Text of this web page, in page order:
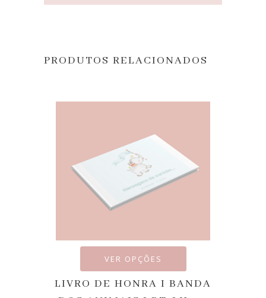
PRODUTOS RELACIONADOS
VER OPÇÕES
LIVRO DE HONRA I BANDA